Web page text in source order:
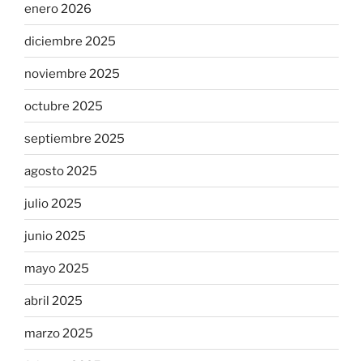
enero 2026
diciembre 2025
noviembre 2025
octubre 2025
septiembre 2025
agosto 2025
julio 2025
junio 2025
mayo 2025
abril 2025
marzo 2025